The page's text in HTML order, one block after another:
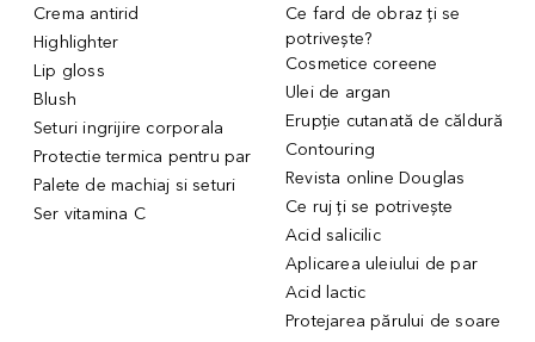
Crema antirid
Highlighter
Lip gloss
Blush
Seturi ingrijire corporala
Protectie termica pentru par
Palete de machiaj si seturi
Ser vitamina C
Ce fard de obraz ți se
potrivește?
Cosmetice coreene
Ulei de argan
Erupție cutanată de căldură
Contouring
Revista online Douglas
Ce ruj ți se potrivește
Acid salicilic
Aplicarea uleiului de par
Acid lactic
Protejarea părului de soare